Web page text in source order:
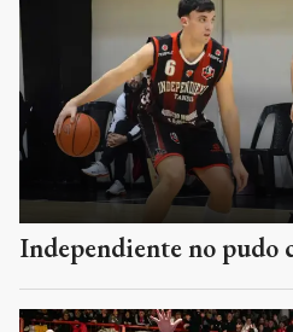
Independiente no pudo